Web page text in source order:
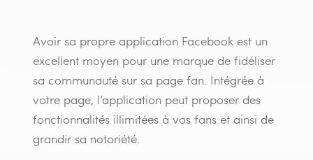
Avoir sa propre application Facebook est un
excellent moyen pour une marque de fidéliser
sa communauté sur sa page fan. Intégrée à
votre page, l’application peut proposer des
fonctionnalités illimitées à vos fans et ainsi de
grandir sa notoriété.